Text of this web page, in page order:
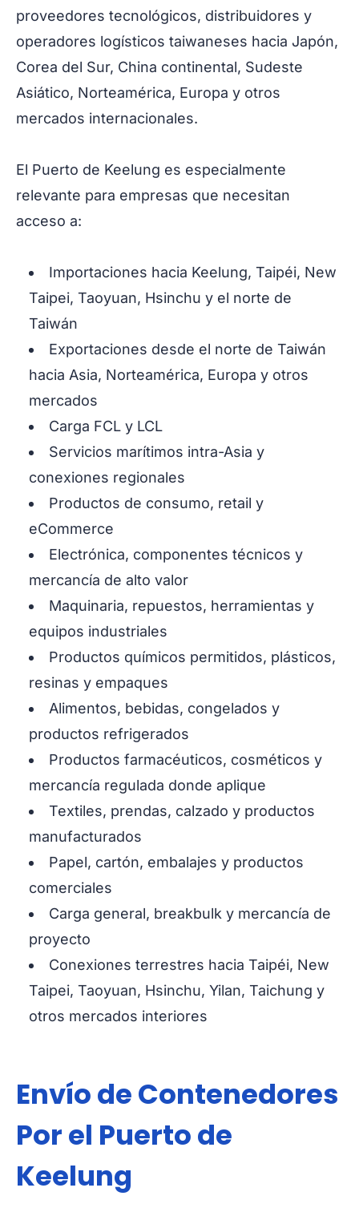
proveedores tecnológicos, distribuidores y
operadores logísticos taiwaneses hacia Japón,
Corea del Sur, China continental, Sudeste
Asiático, Norteamérica, Europa y otros
mercados internacionales.
El Puerto de Keelung es especialmente
relevante para empresas que necesitan
acceso a:
Importaciones hacia Keelung, Taipéi, New
Taipei, Taoyuan, Hsinchu y el norte de
Taiwán
Exportaciones desde el norte de Taiwán
hacia Asia, Norteamérica, Europa y otros
mercados
Carga FCL y LCL
Servicios marítimos intra-Asia y
conexiones regionales
Productos de consumo, retail y
eCommerce
Electrónica, componentes técnicos y
mercancía de alto valor
Maquinaria, repuestos, herramientas y
equipos industriales
Productos químicos permitidos, plásticos,
resinas y empaques
Alimentos, bebidas, congelados y
productos refrigerados
Productos farmacéuticos, cosméticos y
mercancía regulada donde aplique
Textiles, prendas, calzado y productos
manufacturados
Papel, cartón, embalajes y productos
comerciales
Carga general, breakbulk y mercancía de
proyecto
Conexiones terrestres hacia Taipéi, New
Taipei, Taoyuan, Hsinchu, Yilan, Taichung y
otros mercados interiores
Envío de Contenedores
Por el Puerto de
Keelung